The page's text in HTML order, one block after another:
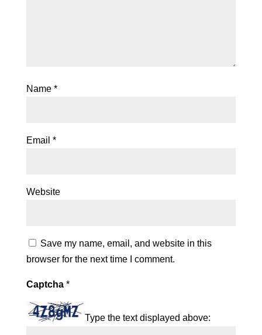
Name *
Email *
Website
Save my name, email, and website in this
browser for the next time I comment.
Captcha *
Type the text displayed above: